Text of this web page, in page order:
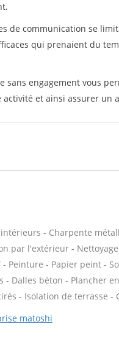
de communication se
qui prenaient du
sans engagement vous
et ainsi assurer un
- Charpente
par l'extérieur -
Peinture - Papier peint -
- Dalles béton - Plancher
- Isolation de terrasse -
matoshi